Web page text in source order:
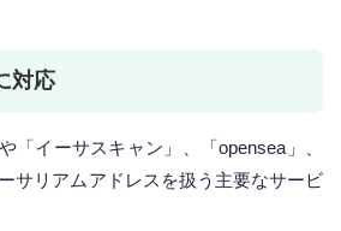
対応
「イーサスキャン」、「opensea」、
サリアムアドレスを扱う主要なサービ